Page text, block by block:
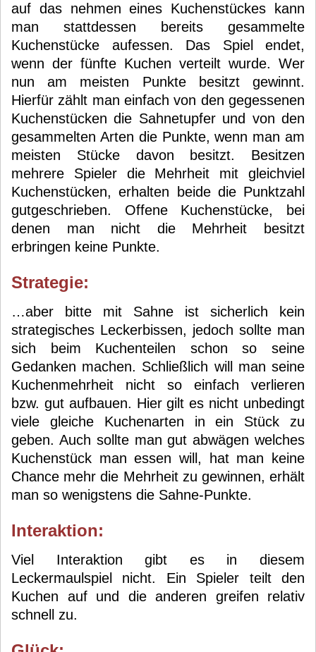
auf das nehmen eines Kuchenstückes kann
man stattdessen bereits gesammelte
Kuchenstücke aufessen. Das Spiel endet,
wenn der fünfte Kuchen verteilt wurde. Wer
nun am meisten Punkte besitzt gewinnt.
Hierfür zählt man einfach von den gegessenen
Kuchenstücken die Sahnetupfer und von den
gesammelten Arten die Punkte, wenn man am
meisten Stücke davon besitzt. Besitzen
mehrere Spieler die Mehrheit mit gleichviel
Kuchenstücken, erhalten beide die Punktzahl
gutgeschrieben. Offene Kuchenstücke, bei
denen man nicht die Mehrheit besitzt
erbringen keine Punkte.
Strategie:
…aber bitte mit Sahne ist sicherlich kein
strategisches Leckerbissen, jedoch sollte man
sich beim Kuchenteilen schon so seine
Gedanken machen. Schließlich will man seine
Kuchenmehrheit nicht so einfach verlieren
bzw. gut aufbauen. Hier gilt es nicht unbedingt
viele gleiche Kuchenarten in ein Stück zu
geben. Auch sollte man gut abwägen welches
Kuchenstück man essen will, hat man keine
Chance mehr die Mehrheit zu gewinnen, erhält
man so wenigstens die Sahne-Punkte.
Interaktion:
Viel Interaktion gibt es in diesem
Leckermaulspiel nicht. Ein Spieler teilt den
Kuchen auf und die anderen greifen relativ
schnell zu.